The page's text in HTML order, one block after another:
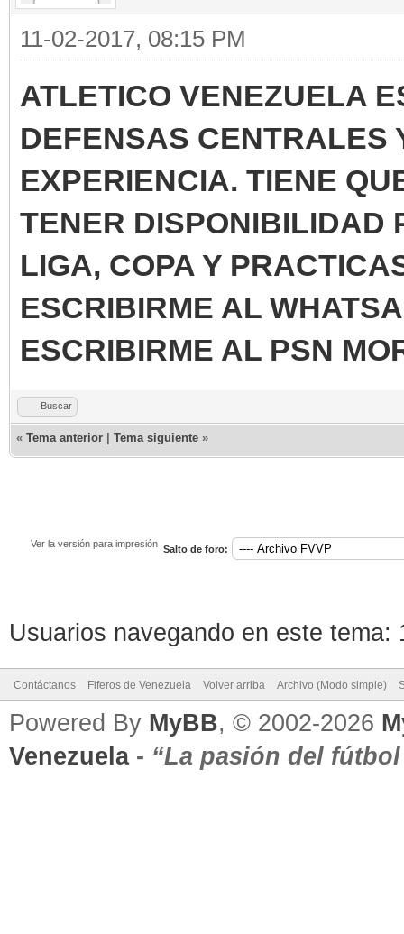
11-02-2017, 08:15 PM
ATLETICO VENEZUELA
DEFENSAS CENTRALES
EXPERIENCIA. TIENE
TENER DISPONIBILIDAD
LIGA, COPA Y
ESCRIBIRME AL
ESCRIBIRME AL PSN
Buscar
« Tema anterior Tema siguiente »
Ver la versión para impresión Salto de foro:
Usuarios navegando en este tema:
Contáctanos Fiferos de Venezuela Volver arriba Archivo (Modo simple)
Powered By MyBB, © 2002-2026
Venezuela- “La pasión del